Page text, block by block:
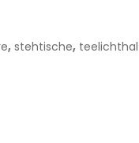
, stehtische,